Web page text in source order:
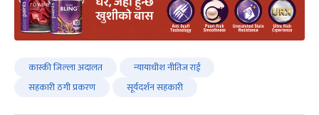
कास्की जिल्ला अदालत
न्यायाधीश नीतिज राई
सहकारी ठगी प्रकरण
सूर्यदर्शन सहकारी